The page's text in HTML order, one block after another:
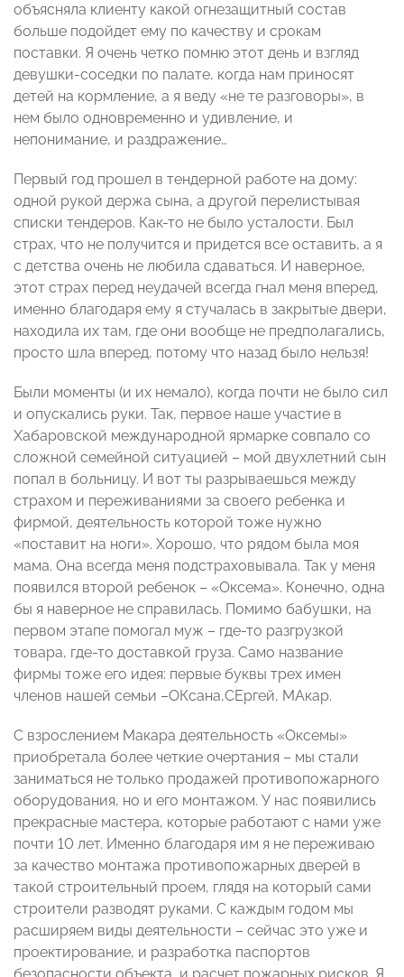
объясняла клиенту какой огнезащитный состав
больше подойдет ему по качеству и срокам
поставки. Я очень четко помню этот день и взгляд
девушки-соседки по палате, когда нам приносят
детей на кормление, а я веду «не те разговоры», в
нем было одновременно и удивление, и
непонимание, и раздражение…
Первый год прошел в тендерной работе на дому:
одной рукой держа сына, а другой перелистывая
списки тендеров. Как-то не было усталости. Был
страх, что не получится и придется все оставить, а я
с детства очень не любила сдаваться. И наверное,
этот страх перед неудачей всегда гнал меня вперед,
именно благодаря ему я стучалась в закрытые двери,
находила их там, где они вообще не предполагались,
просто шла вперед, потому что назад было нельзя!
Были моменты (и их немало), когда почти не было сил
и опускались руки. Так, первое наше участие в
Хабаровской международной ярмарке совпало со
сложной семейной ситуацией – мой двухлетний сын
попал в больницу. И вот ты разрываешься между
страхом и переживаниями за своего ребенка и
фирмой, деятельность которой тоже нужно
«поставит на ноги». Хорошо, что рядом была моя
мама. Она всегда меня подстраховывала. Так у меня
появился второй ребенок – «Оксема». Конечно, одна
бы я наверное не справилась. Помимо бабушки, на
первом этапе помогал муж – где-то разгрузкой
товара, где-то доставкой груза. Само название
фирмы тоже его идея: первые буквы трех имен
членов нашей семьи –ОКсана,СЕргей, МАкар.
С взрослением Макара деятельность «Оксемы»
приобретала более четкие очертания – мы стали
заниматься не только продажей противопожарного
оборудования, но и его монтажом. У нас появились
прекрасные мастера, которые работают с нами уже
почти 10 лет. Именно благодаря им я не переживаю
за качество монтажа противопожарных дверей в
такой строительный проем, глядя на который сами
строители разводят руками. С каждым годом мы
расширяем виды деятельности – сейчас это уже и
проектирование, и разработка паспортов